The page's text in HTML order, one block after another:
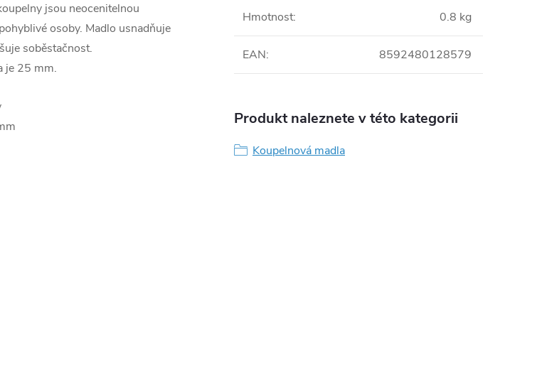
jsou neocenitelnou
osoby. Madlo usnadňuje
soběstačnost.
je 25 mm.
Hmotnost: 0.8 kg
EAN: 8592480128579
Produkt naleznete v této kategorii
Koupelnová madla